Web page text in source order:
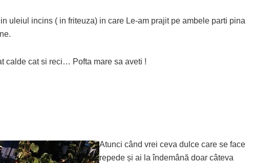
uleiul incins ( in friteuza) in care Le-am prajit pe ambele parti pina
calde cat si reci… Pofta mare sa aveti !
Atunci când vrei ceva dulce care se face
repede și ai la îndemână doar câteva